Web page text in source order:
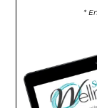
*